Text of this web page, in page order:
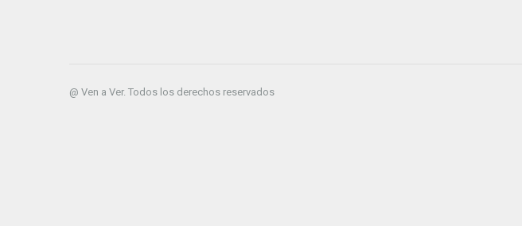
@ Ven a Ver. Todos los derechos reservados